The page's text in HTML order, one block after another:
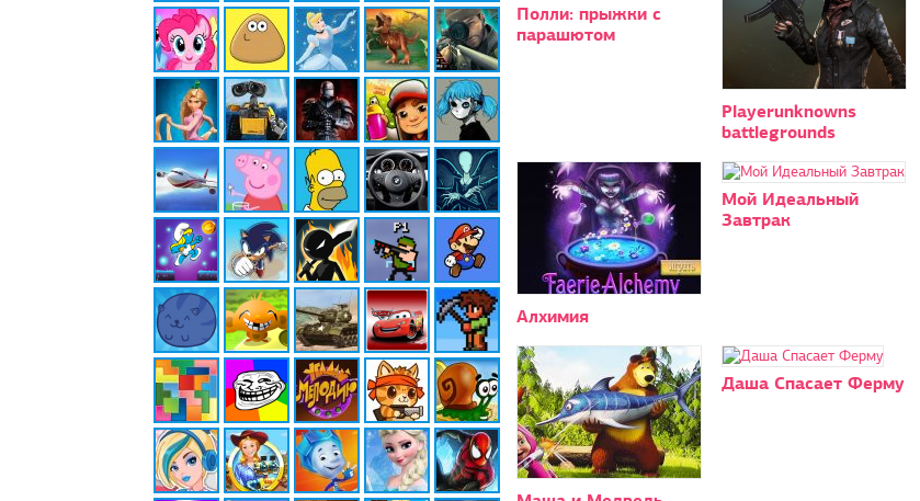
Полли: прыжки с
парашютом
Playerunknowns
battlegrounds
Алхимия
Мой Идеальный
Завтрак
Даша Спасает Ферму